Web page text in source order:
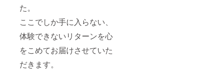
た。
ここでしか手に入らない、
体験できないリターンを心
をこめてお届けさせていた
だきます。